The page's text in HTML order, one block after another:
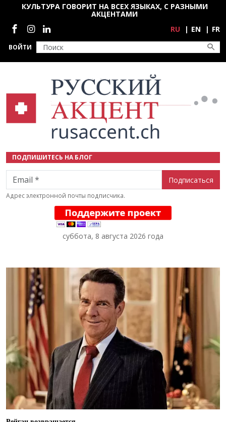
Перейти к основному содержанию
ВОЙТИ
КУЛЬТУРА ГОВОРИТ НА ВСЕХ ЯЗЫКАХ, С РАЗНЫМИ
АКЦЕНТАМИ
Социальные сети
RU EN FR
ПОДПИШИТЕСЬ НА БЛОГ
Email
Адрес электронной почты подписчика.
суббота, 8 августа 2026 года